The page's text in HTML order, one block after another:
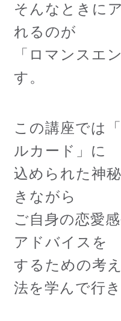
そんなときに
れるのが
「ロマンスエ
す。
この講座では
ルカード」に
込められた神
きながら
ご自身の恋愛
アドバイスを
するための考
法を学んで行き